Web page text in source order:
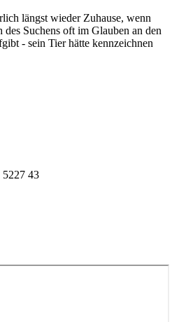
längst wieder Zuhause, wenn
Suchens oft im Glauben an den
- sein Tier hätte kennzeichnen
43